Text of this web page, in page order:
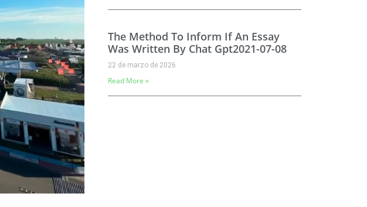
The Method To Inform If An Essay
Was Written By Chat Gpt2021-07-08
22 de marzo de 2026
Read More »